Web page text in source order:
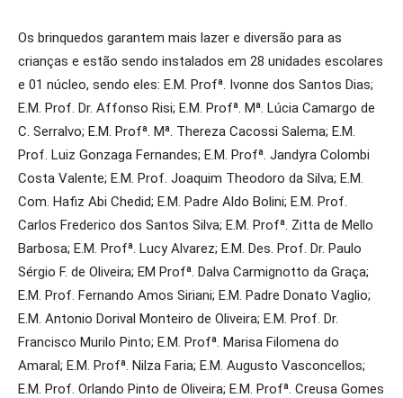
Os brinquedos garantem mais lazer e diversão para as
crianças e estão sendo instalados em 28 unidades escolares
e 01 núcleo, sendo eles: E.M. Profª. Ivonne dos Santos Dias;
E.M. Prof. Dr. Affonso Risi; E.M. Profª. Mª. Lúcia Camargo de
C. Serralvo; E.M. Profª. Mª. Thereza Cacossi Salema; E.M.
Prof. Luiz Gonzaga Fernandes; E.M. Profª. Jandyra Colombi
Costa Valente; E.M. Prof. Joaquim Theodoro da Silva; E.M.
Com. Hafiz Abi Chedid; E.M. Padre Aldo Bolini; E.M. Prof.
Carlos Frederico dos Santos Silva; E.M. Profª. Zitta de Mello
Barbosa; E.M. Profª. Lucy Alvarez; E.M. Des. Prof. Dr. Paulo
Sérgio F. de Oliveira; EM Profª. Dalva Carmignotto da Graça;
E.M. Prof. Fernando Amos Siriani; E.M. Padre Donato Vaglio;
E.M. Antonio Dorival Monteiro de Oliveira; E.M. Prof. Dr.
Francisco Murilo Pinto; E.M. Profª. Marisa Filomena do
Amaral; E.M. Profª. Nilza Faria; E.M. Augusto Vasconcellos;
E.M. Prof. Orlando Pinto de Oliveira; E.M. Profª. Creusa Gomes